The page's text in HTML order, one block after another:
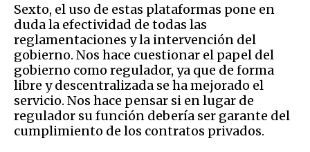
Sexto, el uso de estas plataformas pone en
duda la efectividad de todas las
reglamentaciones y la intervención del
gobierno. Nos hace cuestionar el papel del
gobierno como regulador, ya que de forma
libre y descentralizada se ha mejorado el
servicio. Nos hace pensar si en lugar de
regulador su función debería ser garante del
cumplimiento de los contratos privados.